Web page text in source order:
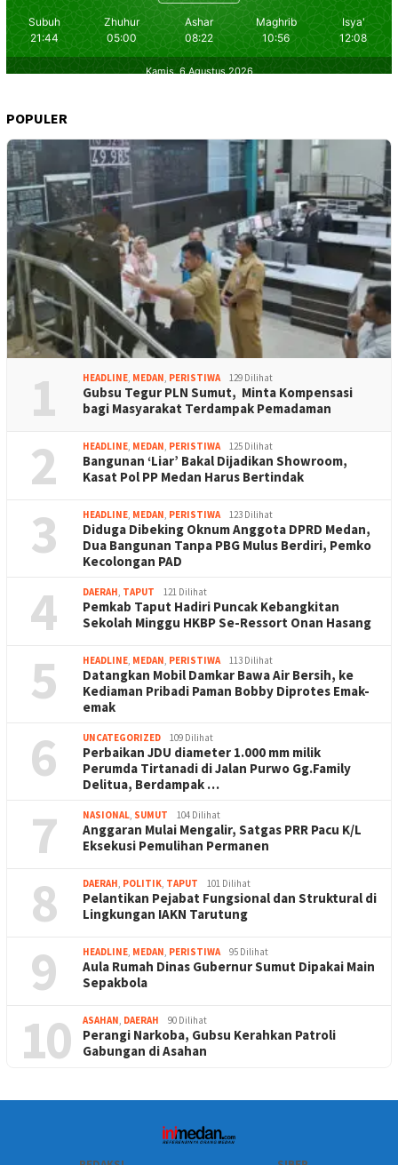
POPULER
1 HEADLINE, MEDAN, PERISTIWA 129 Dilihat
Gubsu Tegur PLN Sumut, Minta Kompensasi
bagi Masyarakat Terdampak Pemadaman
2 HEADLINE, MEDAN, PERISTIWA 125 Dilihat
Bangunan ‘Liar’ Bakal Dijadikan Showroom,
Kasat Pol PP Medan Harus Bertindak
3 HEADLINE, MEDAN, PERISTIWA 123 Dilihat
Diduga Dibeking Oknum Anggota DPRD Medan,
Dua Bangunan Tanpa PBG Mulus Berdiri, Pemko
Kecolongan PAD
4 DAERAH, TAPUT 121 Dilihat
Pemkab Taput Hadiri Puncak Kebangkitan
Sekolah Minggu HKBP Se-Ressort Onan Hasang
5 HEADLINE, MEDAN, PERISTIWA 113 Dilihat
Datangkan Mobil Damkar Bawa Air Bersih, ke
Kediaman Pribadi Paman Bobby Diprotes Emak-
emak
6 UNCATEGORIZED 109 Dilihat
Perbaikan JDU diameter 1.000 mm milik
Perumda Tirtanadi di Jalan Purwo Gg.Family
Delitua, Berdampak …
7 NASIONAL, SUMUT 104 Dilihat
Anggaran Mulai Mengalir, Satgas PRR Pacu K/L
Eksekusi Pemulihan Permanen
8 DAERAH, POLITIK, TAPUT 101 Dilihat
Pelantikan Pejabat Fungsional dan Struktural di
Lingkungan IAKN Tarutung
9 HEADLINE, MEDAN, PERISTIWA 95 Dilihat
Aula Rumah Dinas Gubernur Sumut Dipakai Main
Sepakbola
10 ASAHAN, DAERAH 90 Dilihat
Perangi Narkoba, Gubsu Kerahkan Patroli
Gabungan di Asahan